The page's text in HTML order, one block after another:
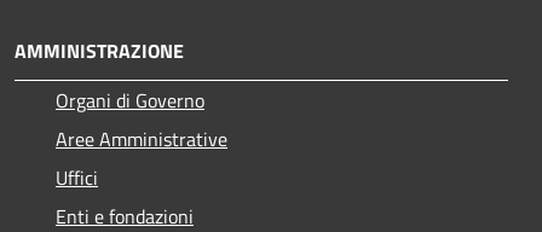
AMMINISTRAZIONE
Organi di Governo
Aree Amministrative
Uffici
Enti e fondazioni